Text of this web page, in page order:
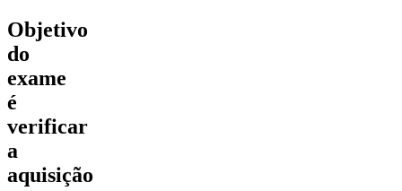
Objetivo
do
exame
é
verificar
a
aquisição